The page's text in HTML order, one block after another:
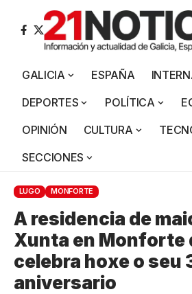
GALICIA ESPAÑA
DEPORTES
POLÍTICA
OPINIÓN
CULTURA
SECCIONES
LUGO MONFORTE
A residencia de
Xunta en Monforte
celebra hoxe o seu
aniversario